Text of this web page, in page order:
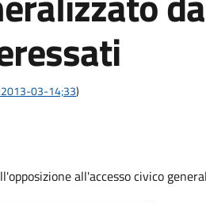
03-14;33)
all'accesso civico